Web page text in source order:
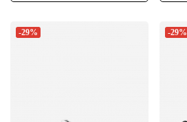
-29% -29%